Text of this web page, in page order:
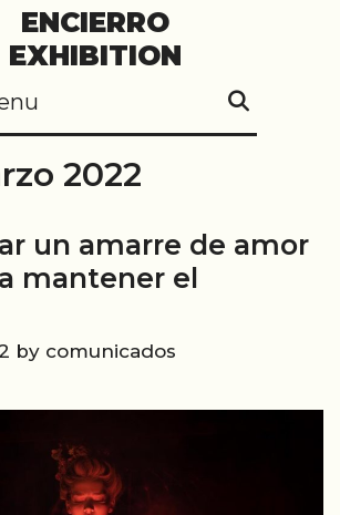
ENCIERRO
EXHIBITION
2022
un amarre de amor
mantener el
by comunicados